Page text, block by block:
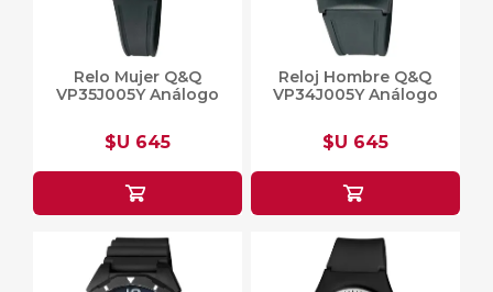
Relo Mujer Q&Q
VP35J005Y Análogo
$U 645
Reloj Hombre Q&Q
VP34J005Y Análogo
$U 645